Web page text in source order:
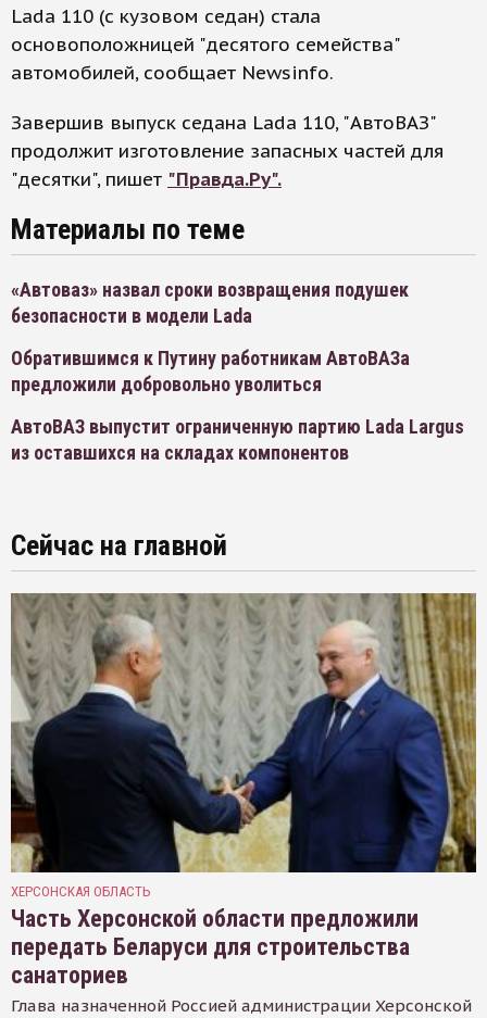
Lada 110 (с кузовом седан) стала
основоположницей "десятого семейства"
автомобилей, сообщает Newsinfo.
Завершив выпуск седана Lada 110, "АвтоВАЗ"
продолжит изготовление запасных частей для
"десятки", пишет "Правда.Ру".
Материалы по теме
«Автоваз» назвал сроки возвращения подушек
безопасности в модели Lada
Обратившимся к Путину работникам АвтоВАЗа
предложили добровольно уволиться
АвтоВАЗ выпустит ограниченную партию Lada Largus
из оставшихся на складах компонентов
Сейчас на главной
ХЕРСОНСКАЯ ОБЛАСТЬ
Часть Херсонской области предложили
передать Беларуси для строительства
санаториев
Глава назначенной Россией администрации Херсонской